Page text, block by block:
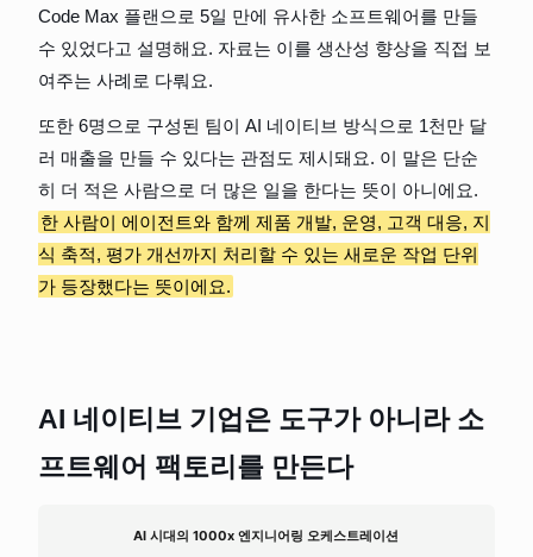
Code Max 플랜으로 5일 만에 유사한 소프트웨어를 만들
수 있었다고 설명해요. 자료는 이를 생산성 향상을 직접 보
여주는 사례로 다뤄요.
또한 6명으로 구성된 팀이 AI 네이티브 방식으로 1천만 달
러 매출을 만들 수 있다는 관점도 제시돼요. 이 말은 단순
히 더 적은 사람으로 더 많은 일을 한다는 뜻이 아니에요.
한 사람이 에이전트와 함께 제품 개발, 운영, 고객 대응, 지
식 축적, 평가 개선까지 처리할 수 있는 새로운 작업 단위
가 등장했다는 뜻이에요.
AI 네이티브 기업은 도구가 아니라 소
프트웨어 팩토리를 만든다